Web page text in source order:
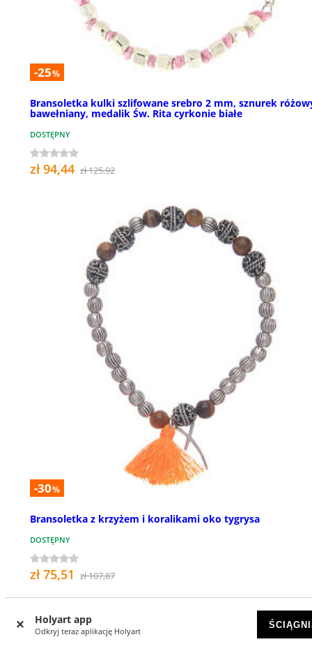
Holyart app
Odkryj teraz aplikację Holyart
-25%
Bransoletka kulki szlifowane srebro 2 mm, sznurek
bawełniany, medalik Św. Rita cyrkonie białe
DOSTĘPNY
zł 94,44 zł 125,92
-30%
Bransoletka z krzyżem i koralikami oko tygrysa
DOSTĘPNY
zł 75,51 zł 107,87